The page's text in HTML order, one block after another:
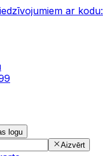
ar kodu:
logu
Aizvērt